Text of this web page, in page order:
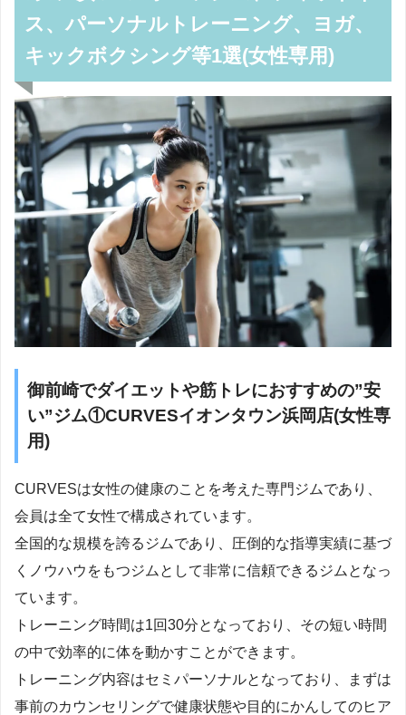
ス、パーソナルトレーニング、ヨガ、
キックボクシング等1選(女性専用)
御前崎でダイエットや筋トレにおすすめの”安
い”ジム①CURVESイオンタウン浜岡店(女性専
用)
CURVESは女性の健康のことを考えた専門ジムであり、
会員は全て女性で構成されています。
全国的な規模を誇るジムであり、圧倒的な指導実績に基づ
くノウハウをもつジムとして非常に信頼できるジムとなっ
ています。
トレーニング時間は1回30分となっており、その短い時間
の中で効率的に体を動かすことができます。
トレーニング内容はセミパーソナルとなっており、まずは
事前のカウンセリングで健康状態や目的にかんしてのヒア